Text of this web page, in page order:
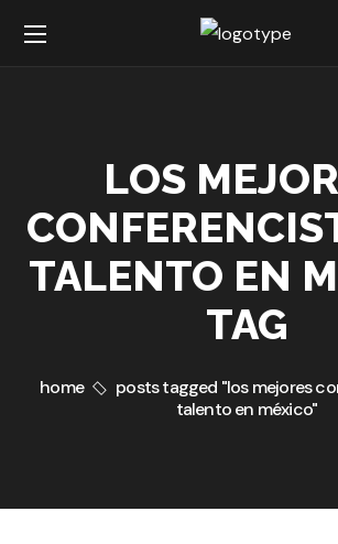
LOS
TALENTO EN
TAG
home
posts tagged "los mejores
talento en méxico"